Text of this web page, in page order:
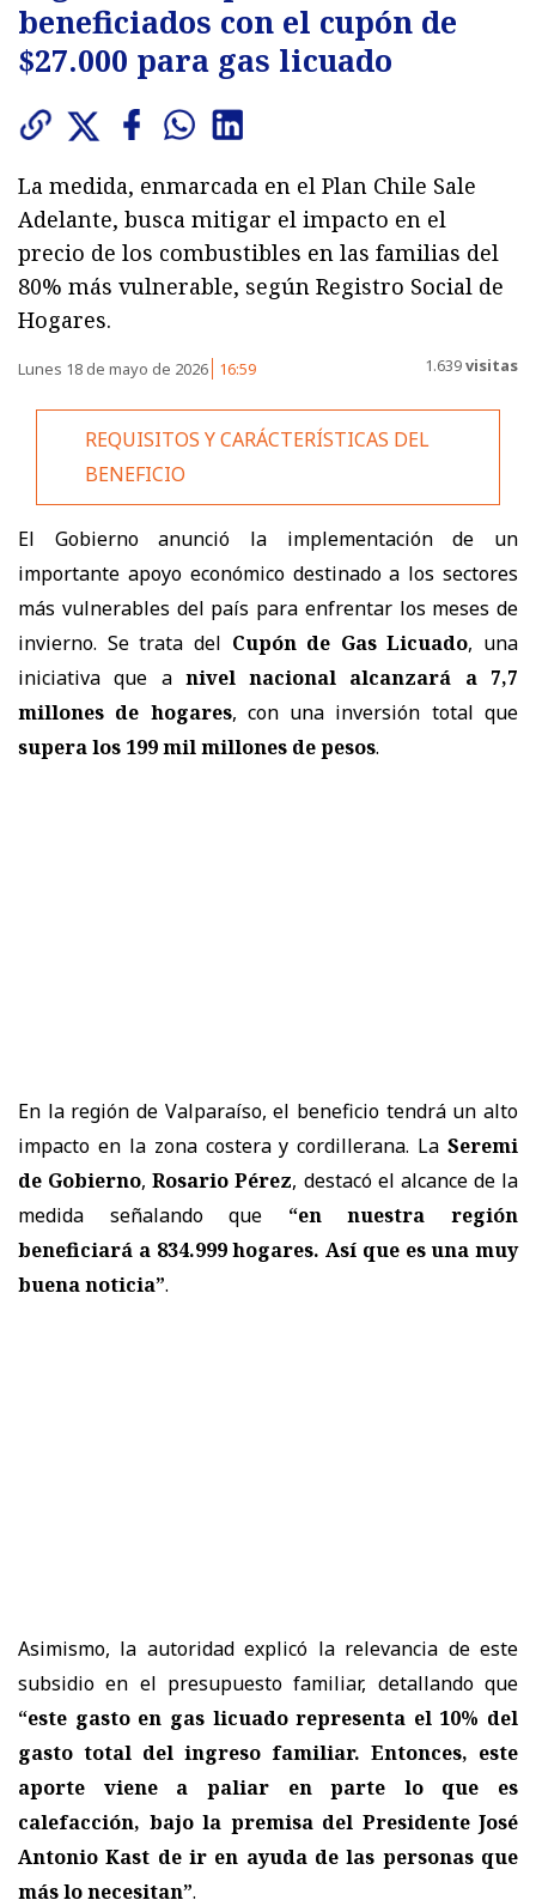
beneficiados con el cupón de
$27.000 para gas licuado
La medida, enmarcada en el Plan Chile Sale
Adelante, busca mitigar el impacto en el
precio de los combustibles en las familias del
80% más vulnerable, según Registro Social de
Hogares.
Lunes 18 de mayo de 2026 16:59 1.639visitas
REQUISITOS Y CARÁCTERÍSTICAS DEL
BENEFICIO
El Gobierno anunció la implementación de un
importante apoyo económico destinado a los sectores
más vulnerables del país para enfrentar los meses de
invierno. Se trata del Cupón de Gas Licuado, una
iniciativa que a nivel nacional alcanzará a 7,7
millones de hogares, con una inversión total que
supera los 199 mil millones de pesos.
En la región de Valparaíso, el beneficio tendrá un alto
impacto en la zona costera y cordillerana. La Seremi
de Gobierno,Rosario Pérez, destacó el alcance de la
medida señalando que “en nuestra región
beneficiará a 834.999 hogares. Así que es una muy
buena noticia”.
Asimismo, la autoridad explicó la relevancia de este
subsidio en el presupuesto familiar, detallando que
“este gasto en gas licuado representa el 10% del
gasto total del ingreso familiar. Entonces, este
aporte viene a paliar en parte lo que es
calefacción, bajo la premisa del Presidente José
Antonio Kast de ir en ayuda de las personas que
más lo necesitan”.